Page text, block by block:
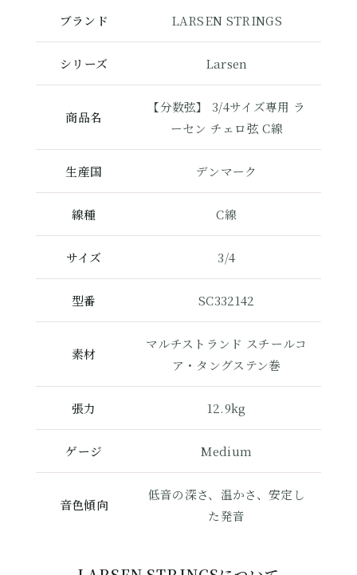
ブランド LARSEN STRINGS
シリーズ Larsen
商品名
【分数弦】 3/4サイズ専用 ラ
ーセン チェロ弦 C線
生産国 デンマーク
線種 C線
サイズ 3/4
型番 SC332142
素材
マルチストランド スチールコ
ア・タングステン巻
張力 12.9kg
ゲージ Medium
音色傾向
低音の深さ、温かさ、安定し
た発音